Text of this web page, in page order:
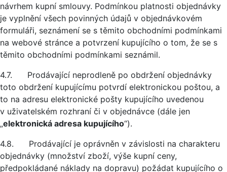
návrhem kupní smlouvy. Podmínkou platnosti objednávky
je vyplnění všech povinných údajů v objednávkovém
formuláři, seznámení se s těmito obchodními podmínkami
na webové stránce a potvrzení kupujícího o tom, že se s
těmito obchodními podmínkami seznámil.
4.7. Prodávající neprodleně po obdržení objednávky
toto obdržení kupujícímu potvrdí elektronickou poštou, a
to na adresu elektronické pošty kupujícího uvedenou
v uživatelském rozhraní či v objednávce (dále jen
„elektronická adresa kupujícího“).
4.8. Prodávající je oprávněn v závislosti na charakteru
objednávky (množství zboží, výše kupní ceny,
předpokládané náklady na dopravu) požádat kupujícího o